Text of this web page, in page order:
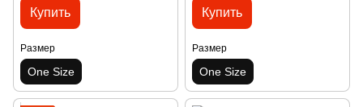
Купить
Размер
One Size
Купить
Размер
One Size